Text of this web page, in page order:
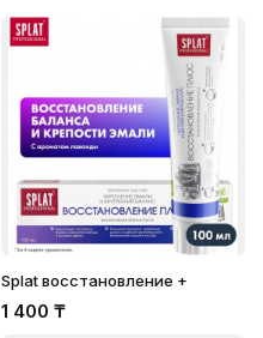
Splat восстановление +
1 400 ₸